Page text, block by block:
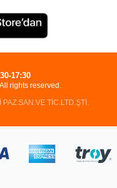
All rights reserved.
TİC.LTD.ŞTİ.
17:30